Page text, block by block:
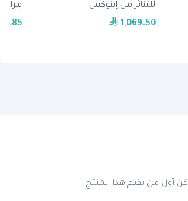
للتناثر من إينوكس
كرافت(TB7O100)
1,069.50
مِران(SSFR707090(BS40)BB)
كن أول من يقيم هذا المنتج